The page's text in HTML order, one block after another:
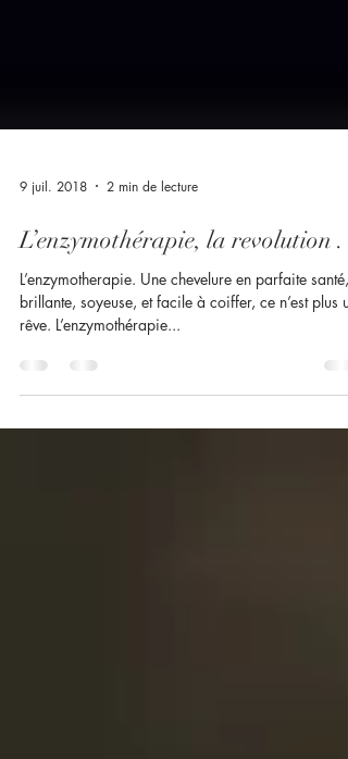
9 juil. 2018 2 min de lecture
L’enzymothérapie, la revolution .
L’enzymotherapie. Une chevelure en parfaite santé,
rêve. L’enzymothérapie...